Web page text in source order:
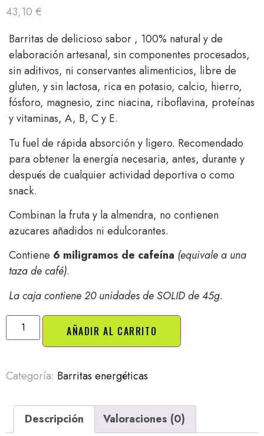
43,10 €
Barritas de delicioso sabor , 100% natural y de
elaboración artesanal, sin componentes procesados,
sin aditivos, ni conservantes alimenticios, libre de
gluten, y sin lactosa, rica en potasio, calcio, hierro,
fósforo, magnesio, zinc niacina, riboflavina, proteínas
y vitaminas, A, B, C y E.
Tu fuel de rápida absorción y ligero. Recomendado
para obtener la energía necesaria, antes, durante y
después de cualquier actividad deportiva o como
snack.
Combinan la fruta y la almendra, no contienen
azucares añadidos ni edulcorantes.
Contiene 6 miligramos de cafeína (equivale a una
taza de café).
La caja contiene 20 unidades de SOLID de45g.
AÑADIR AL CARRITO
Categoría: Barritas energéticas
Descripción Valoraciones (0)